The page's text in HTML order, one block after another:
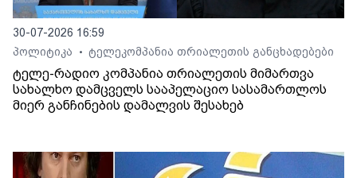
30-07-2026 16:59
პოლიტიკა
• ტელეკომპანია თრიალეთის განცხადებები
ტელე-რადიო კომპანია თრიალეთის მიმართვა
სახალხო დამცველს სააპელაციო სასამართლოს
მიერ განჩინების დამალვის შესახებ